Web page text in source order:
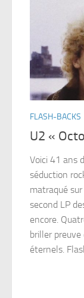
FLASH-BACKS
U2 «
Voici 41 ans
séduction
matraqué
second LP
encore.
briller
éternels.